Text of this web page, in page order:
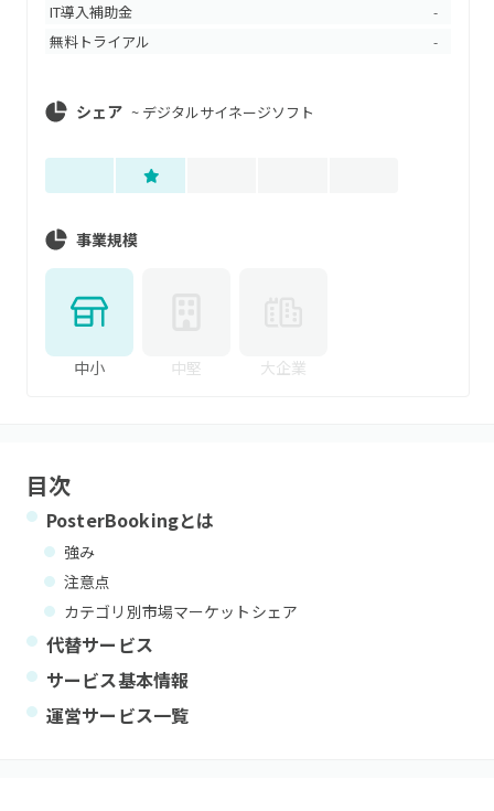
IT導入補助金 -
無料トライアル -
シェア ~ デジタルサイネージソフト
事業規模
中小 中堅 大企業
目次
PosterBookingとは
強み
注意点
カテゴリ別市場マーケットシェア
代替サービス
サービス基本情報
運営サービス一覧